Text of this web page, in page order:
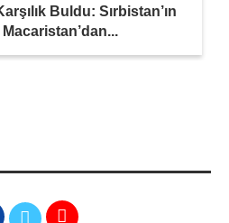
Buldu: Sırbistan’ın